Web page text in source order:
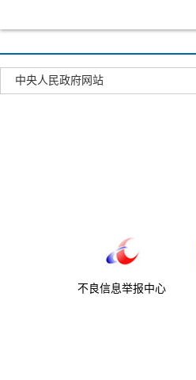
中央人民政府网站
不良信息举报中心